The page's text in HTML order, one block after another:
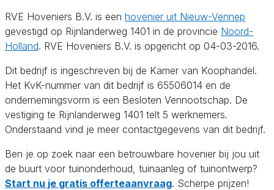
RVE Hoveniers B.V. is een hovenier uit Nieuw-Vennep
gevestigd op Rijnlanderweg 1401 in de provincie Noord-
Holland. RVE Hoveniers B.V. is opgericht op 04-03-2016.
Dit bedrijf is ingeschreven bij de Kamer van Koophandel.
Het KvK-nummer van dit bedrijf is 65506014 en de
ondernemingsvorm is een Besloten Vennootschap. De
vestiging te Rijnlanderweg 1401 telt 5 werknemers.
Onderstaand vind je meer contactgegevens van dit bedrijf.
Ben je op zoek naar een betrouwbare hovenier bij jou uit
de buurt voor tuinonderhoud, tuinaanleg of tuinontwerp?
Start nu je gratis offerteaanvraag. Scherpe prijzen!